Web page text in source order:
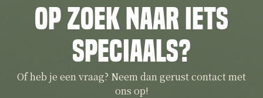
Op zoek naar iets
speciaals?
Of heb je een vraag? Neem dan gerust contact met
ons op!